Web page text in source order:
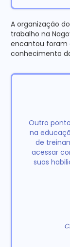
A organização
trabalho na
encantou foram
conhecimento
Outro
na
de
acessar
suas